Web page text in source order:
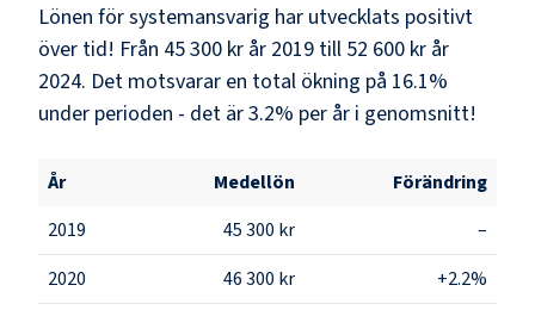
Lönen för systemansvarig har utvecklats positivt
över tid! Från 45 300 kr år 2019 till 52 600 kr år
2024. Det motsvarar en total ökning på 16.1%
under perioden - det är 3.2% per år i genomsnitt!
År Medellön
Förändring
2019
45 300 kr
–
2020
46 300 kr
+2.2%